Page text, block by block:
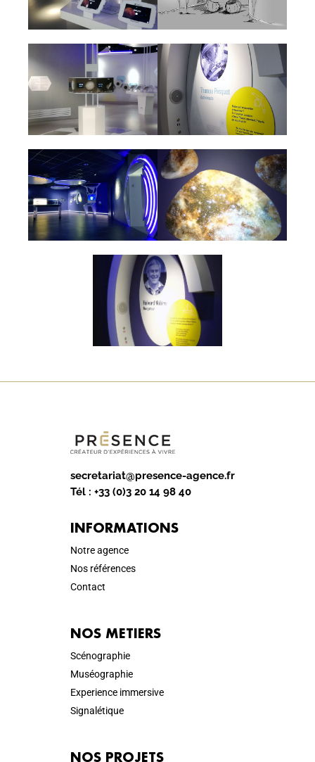
secretariat@presence-agence.fr
Tél : +33 (0)3 20 14 98 40
INFORMATIONS
Notre agence
Nos références
Contact
NOS METIERS
Scénographie
Muséographie
Experience immersive
Signalétique
NOS PROJETS